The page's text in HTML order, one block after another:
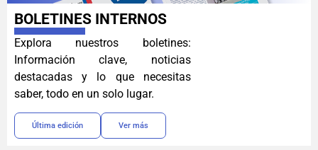
BOLETINES INTERNOS
Explora nuestros boletines:
Información clave, noticias
destacadas y lo que necesitas
saber, todo en un solo lugar.
Última edición Ver más